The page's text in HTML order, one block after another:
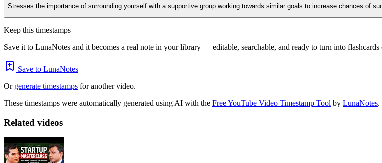
Stresses the importance of surrounding yourself with a supportive group working towards similar goals to increase chances of
Keep this timestamps
Save it to LunaNotes and it becomes a real note in your library — editable, searchable, and ready to turn into flashcards
Save to LunaNotes
Or generate timestamps for another video.
These timestamps were automatically generated using AI with the Free YouTube Video Timestamp Tool by LunaNotes.
Related videos